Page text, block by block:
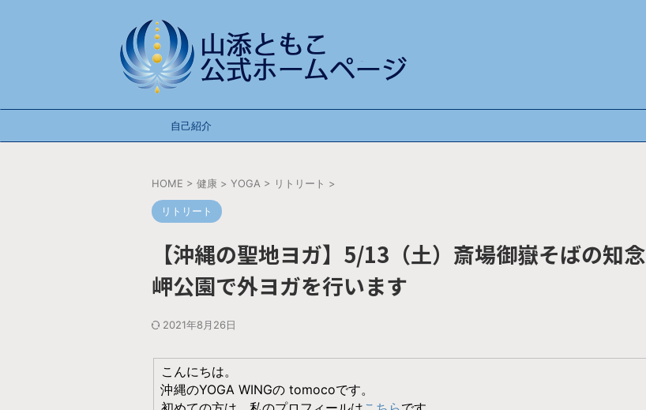
自己紹介
HOME > 健康 > YOGA > リトリート >
リトリート
【沖縄の聖地ヨガ】5/13（土）斎場御嶽そばの知念
岬公園で外ヨガを行います
2021年8月26日
こんにちは。
沖縄のYOGA WINGの tomocoです。